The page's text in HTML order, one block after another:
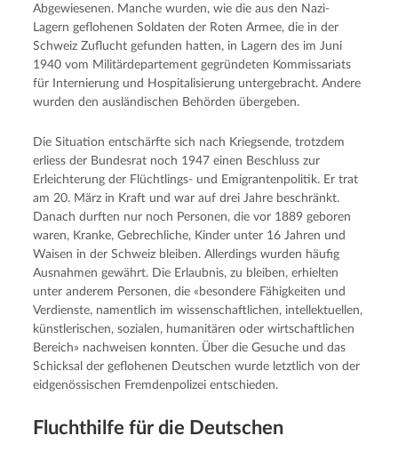
Abgewiesenen. Manche wurden, wie die aus den Nazi-
Lagern geflohenen Soldaten der Roten Armee, die in der
Schweiz Zuflucht gefunden hatten, in Lagern des im Juni
1940 vom Militärdepartement gegründeten Kommissariats
für Internierung und Hospitalisierung untergebracht. Andere
wurden den ausländischen Behörden übergeben.
Die Situation entschärfte sich nach Kriegsende, trotzdem
erliess der Bundesrat noch 1947 einen Beschluss zur
Erleichterung der Flüchtlings- und Emigrantenpolitik. Er trat
am 20. März in Kraft und war auf drei Jahre beschränkt.
Danach durften nur noch Personen, die vor 1889 geboren
waren, Kranke, Gebrechliche, Kinder unter 16 Jahren und
Waisen in der Schweiz bleiben. Allerdings wurden häufig
Ausnahmen gewährt. Die Erlaubnis, zu bleiben, erhielten
unter anderem Personen, die «besondere Fähigkeiten und
Verdienste, namentlich im wissenschaftlichen, intellektuellen,
künstlerischen, sozialen, humanitären oder wirtschaftlichen
Bereich» nachweisen konnten. Über die Gesuche und das
Schicksal der geflohenen Deutschen wurde letztlich von der
eidgenössischen Fremdenpolizei entschieden.
Fluchthilfe für die Deutschen